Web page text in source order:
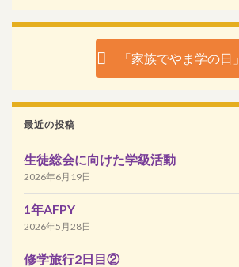
「家族でやま学の日」
最近の投稿
生徒総会に向けた学級活動
2026年6月19日
1年AFPY
2026年5月28日
修学旅行2日目②